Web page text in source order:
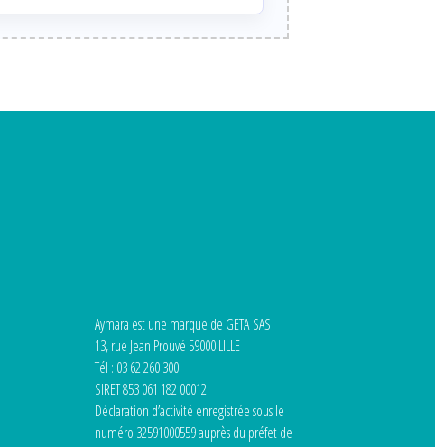
Aymara est une marque de GETA SAS
13, rue Jean Prouvé 59000 LILLE
Tél : 03 62 260 300
SIRET 853 061 182 00012
Déclaration d’activité enregistrée sous le
numéro 32591000559 auprès du préfet de